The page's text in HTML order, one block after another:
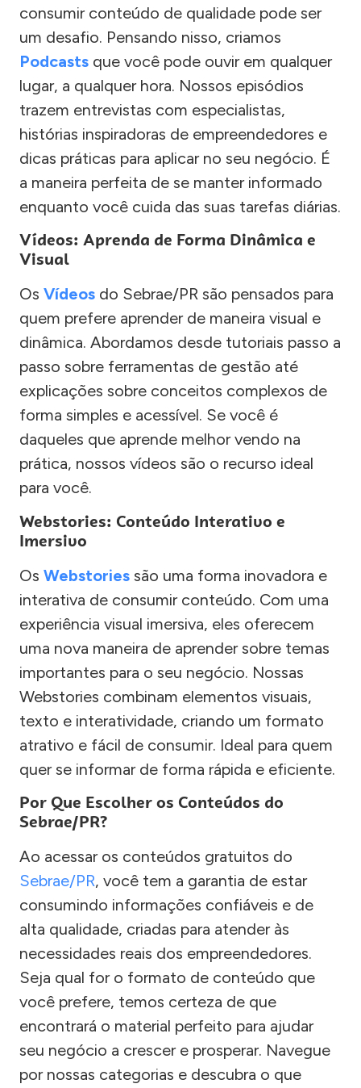
consumir conteúdo de qualidade pode ser
um desafio. Pensando nisso, criamos
Podcasts que você pode ouvir em qualquer
lugar, a qualquer hora. Nossos episódios
trazem entrevistas com especialistas,
histórias inspiradoras de empreendedores e
dicas práticas para aplicar no seu negócio. É
a maneira perfeita de se manter informado
enquanto você cuida das suas tarefas diárias.
Vídeos: Aprenda de Forma Dinâmica e
Visual
Os Vídeos do Sebrae/PR são pensados para
quem prefere aprender de maneira visual e
dinâmica. Abordamos desde tutoriais passo a
passo sobre ferramentas de gestão até
explicações sobre conceitos complexos de
forma simples e acessível. Se você é
daqueles que aprende melhor vendo na
prática, nossos vídeos são o recurso ideal
para você.
Webstories: Conteúdo Interativo e
Imersivo
Os Webstories são uma forma inovadora e
interativa de consumir conteúdo. Com uma
experiência visual imersiva, eles oferecem
uma nova maneira de aprender sobre temas
importantes para o seu negócio. Nossas
Webstories combinam elementos visuais,
texto e interatividade, criando um formato
atrativo e fácil de consumir. Ideal para quem
quer se informar de forma rápida e eficiente.
Por Que Escolher os Conteúdos do
Sebrae/PR?
Ao acessar os conteúdos gratuitos do
Sebrae/PR, você tem a garantia de estar
consumindo informações confiáveis e de
alta qualidade, criadas para atender às
necessidades reais dos empreendedores.
Seja qual for o formato de conteúdo que
você prefere, temos certeza de que
encontrará o material perfeito para ajudar
seu negócio a crescer e prosperar. Navegue
por nossas categorias e descubra o que